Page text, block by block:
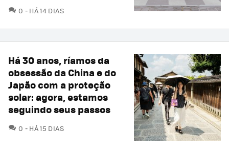
0 COMENTÁRIOS
HÁ 14 DIAS
Há 30 anos, ríamos da
obsessão da China e do
Japão com a proteção
solar: agora, estamos
seguindo seus passos
0 COMENTÁRIOS
HÁ 15 DIAS